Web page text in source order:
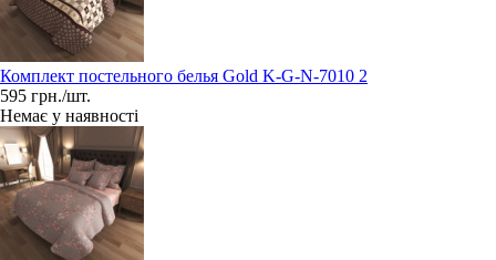
Комплект постельного белья Gold K-G-N-7010 2
595 грн./шт.
Немає у наявності